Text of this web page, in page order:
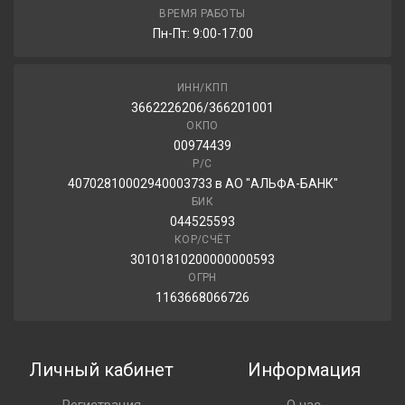
12 970.00 ₽
Ikon Tyres Autograph Ice C4 205/70R15C 106/104R
13 870.00 ₽
ВРЕМЯ РАБОТЫ
Пн-Пт: 9:00-17:00
ИНН/КПП
3662226206/366201001
ОКПО
00974439
Р/С
40702810002940003733 в АО "АЛЬФА-БАНК"
БИК
044525593
КОР/СЧЁТ
30101810200000000593
ОГРН
1163668066726
Личный кабинет Информация